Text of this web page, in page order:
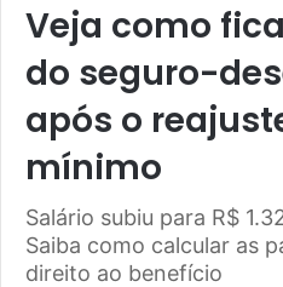
Veja como
do seguro-
após o
mínimo
Salário subiu para R$
Saiba como calcular as
direito ao benefício